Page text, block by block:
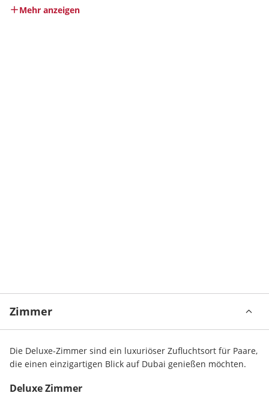
Mehr anzeigen
Zimmer
Die Deluxe-Zimmer sind ein luxuriöser Zufluchtsort für Paare,
die einen einzigartigen Blick auf Dubai genießen möchten.
Deluxe Zimmer